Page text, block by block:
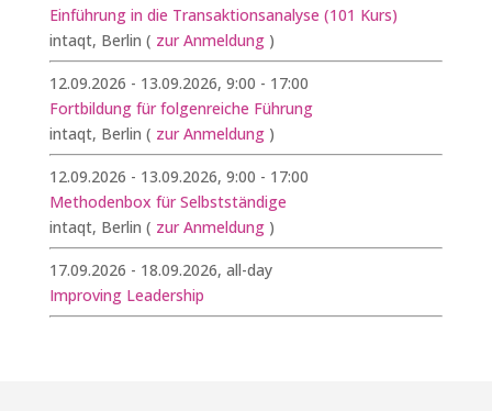
Einführung in die Transaktionsanalyse (101 Kurs)
intaqt, Berlin ( zur Anmeldung)
12.09.2026 - 13.09.2026, 9:00 - 17:00
Fortbildung für folgenreiche Führung
intaqt, Berlin ( zur Anmeldung)
12.09.2026 - 13.09.2026, 9:00 - 17:00
Methodenbox für Selbstständige
intaqt, Berlin ( zur Anmeldung)
17.09.2026 - 18.09.2026, all-day
Improving Leadership